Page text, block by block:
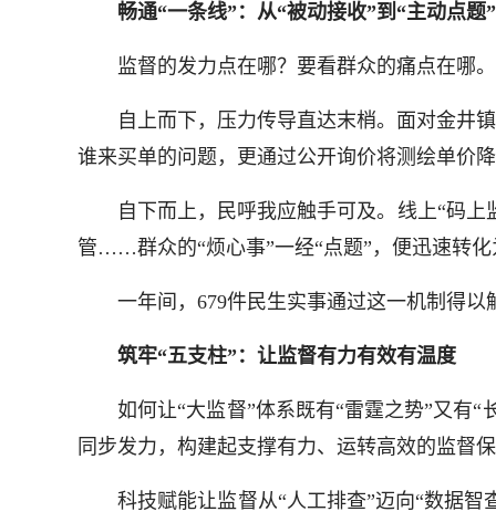
畅通“一条线”：从“被动接收”到“主动点题”
监督的发力点在哪？要看群众的痛点在哪。
自上而下，压力传导直达末梢。面对金井镇
谁来买单的问题，更通过公开询价将测绘单价
自下而上，民呼我应触手可及。线上“码上
管……群众的“烦心事”一经“点题”，便迅速转
一年间，679件民生实事通过这一机制得以
筑牢“五支柱”：让监督有力有效有温度
如何让“大监督”体系既有“雷霆之势”又有“
同步发力，构建起支撑有力、运转高效的监督
科技赋能让监督从“人工排查”迈向“数据智